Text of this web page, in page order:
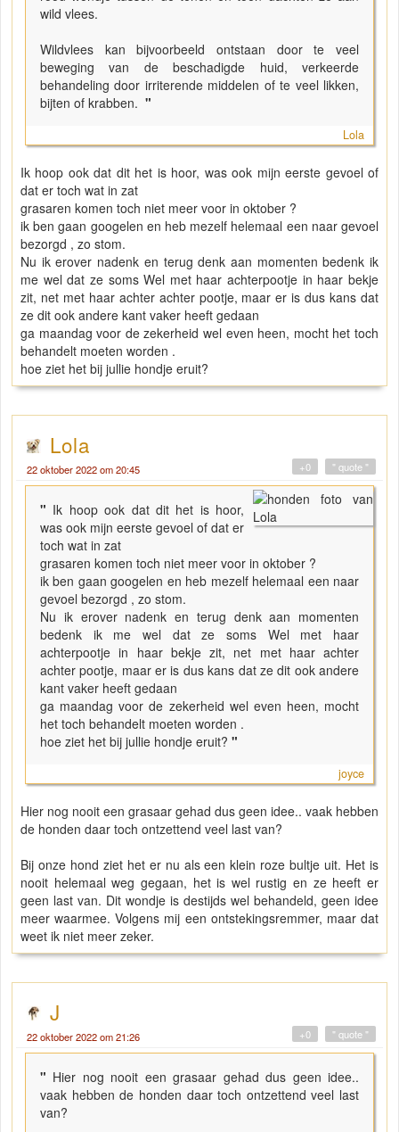
wild vlees.
Wildvlees kan bijvoorbeeld ontstaan door te veel
beweging van de beschadigde huid, verkeerde
behandeling door irriterende middelen of te veel likken,
bijten of krabben. "
Lola
Ik hoop ook dat dit het is hoor, was ook mijn eerste gevoel of
dat er toch wat in zat
grasaren komen toch niet meer voor in oktober ?
ik ben gaan googelen en heb mezelf helemaal een naar gevoel
bezorgd , zo stom.
Nu ik erover nadenk en terug denk aan momenten bedenk ik
me wel dat ze soms Wel met haar achterpootje in haar bekje
zit, net met haar achter achter pootje, maar er is dus kans dat
ze dit ook andere kant vaker heeft gedaan
ga maandag voor de zekerheid wel even heen, mocht het toch
behandelt moeten worden .
hoe ziet het bij jullie hondje eruit?
Lola
22 oktober 2022 om 20:45 " quote "
+0
" Ik hoop ook dat dit het is hoor,
was ook mijn eerste gevoel of dat er
toch wat in zat
grasaren komen toch niet meer voor in oktober ?
ik ben gaan googelen en heb mezelf helemaal een naar
gevoel bezorgd , zo stom.
Nu ik erover nadenk en terug denk aan momenten
bedenk ik me wel dat ze soms Wel met haar
achterpootje in haar bekje zit, net met haar achter
achter pootje, maar er is dus kans dat ze dit ook andere
kant vaker heeft gedaan
ga maandag voor de zekerheid wel even heen, mocht
het toch behandelt moeten worden .
hoe ziet het bij jullie hondje eruit? "
joyce
Hier nog nooit een grasaar gehad dus geen idee.. vaak hebben
de honden daar toch ontzettend veel last van?
Bij onze hond ziet het er nu als een klein roze bultje uit. Het is
nooit helemaal weg gegaan, het is wel rustig en ze heeft er
geen last van. Dit wondje is destijds wel behandeld, geen idee
meer waarmee. Volgens mij een ontstekingsremmer, maar dat
weet ik niet meer zeker.
J
22 oktober 2022 om 21:26 " quote "
+0
" Hier nog nooit een grasaar gehad dus geen idee..
vaak hebben de honden daar toch ontzettend veel last
van?